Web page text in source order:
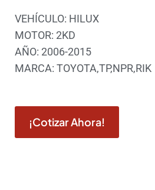
VEHÍCULO: HILUX
MOTOR: 2KD
AÑO: 2006-2015
MARCA: TOYOTA,TP,NPR,RIK
¡Cotizar Ahora!